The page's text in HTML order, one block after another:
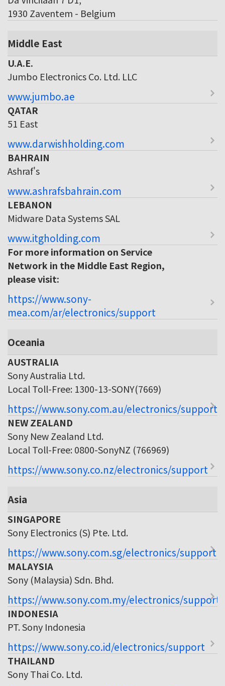
1930 Zaventem - Belgium
Middle East
U.A.E.
Jumbo Electronics Co. Ltd. LLC
www.jumbo.ae
QATAR
51 East
www.darwishholding.com
BAHRAIN
Ashraf's
www.ashrafsbahrain.com
LEBANON
Midware Data Systems SAL
www.itgholding.com
For more information on Service
Network in the Middle East Region,
please visit:
https://www.sony-
mea.com/ar/electronics/support
Oceania
AUSTRALIA
Sony Australia Ltd.
Local Toll-Free: 1300-13-SONY(7669)
https://www.sony.com.au/electronics/support
NEW ZEALAND
Sony New Zealand Ltd.
Local Toll-Free: 0800-SonyNZ (766969)
https://www.sony.co.nz/electronics/support
Asia
SINGAPORE
Sony Electronics (S) Pte. Ltd.
https://www.sony.com.sg/electronics/support
MALAYSIA
Sony (Malaysia) Sdn. Bhd.
https://www.sony.com.my/electronics/support
INDONESIA
PT. Sony Indonesia
https://www.sony.co.id/electronics/support
THAILAND
Sony Thai Co. Ltd.